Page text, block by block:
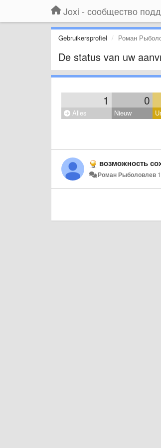
Gebruikersprofiel Роман
De status van uw
1 0
Alles Nieuw
возможность
Роман Рыболовлев